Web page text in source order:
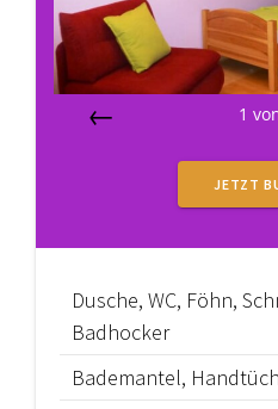
1
JETZT
Dusche, WC, Föhn,
Badhocker
Bademantel,